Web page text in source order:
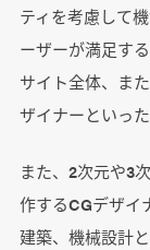
ティを考慮して
ーザーが満足す
サイト全体、ま
ザイナーといっ
また、2次元や3
作するCGデザイ
建築、機械設計